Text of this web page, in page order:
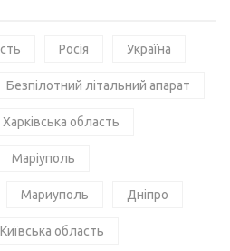
Росія Україна
Безпілотний літальний апарат
Харківська область
Маріуполь
Мариуполь Дніпро
Київська область